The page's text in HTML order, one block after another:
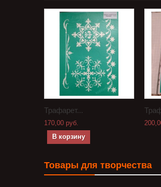
Трафарет...
170,00 руб.
В корзину
Товары для творчества